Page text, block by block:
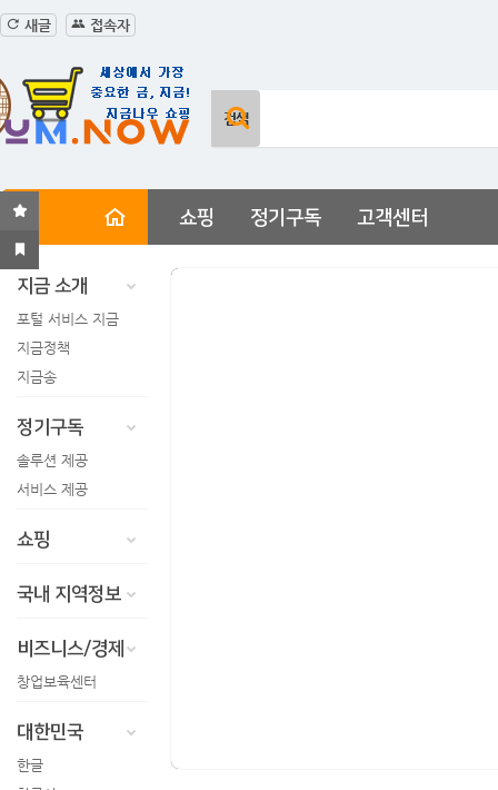
새글 접속자
쇼핑 정기구독 고객센터
지금 소개
포털 서비스 지금
지금정책
지금송
정기구독
솔루션 제공
서비스 제공
쇼핑
국내 지역정보
비즈니스/경제
창업보육센터
대한민국
한글